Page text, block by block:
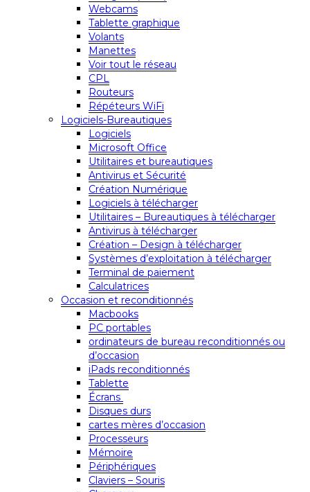
Webcams
Tablette graphique
Volants
Manettes
Voir tout le réseau
CPL
Routeurs
Répéteurs WiFi
Logiciels-Bureautiques
Logiciels
Microsoft Office
Utilitaires et bureautiques
Antivirus et Sécurité
Création Numérique
Logiciels à télécharger
Utilitaires – Bureautiques à télécharger
Antivirus à télécharger
Création – Design à télécharger
Systèmes d’exploitation à télécharger
Terminal de paiement
Calculatrices
Occasion et reconditionnés
Macbooks
PC portables
ordinateurs de bureau reconditionnés ou
d’occasion
iPads reconditionnés
Tablette
Écrans
Disques durs
cartes mères d’occasion
Processeurs
Mémoire
Périphériques
Claviers – Souris